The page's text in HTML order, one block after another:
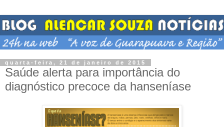
quarta-feira, 21 de janeiro de 2015
Saúde alerta para importância do
diagnóstico precoce da hanseníase